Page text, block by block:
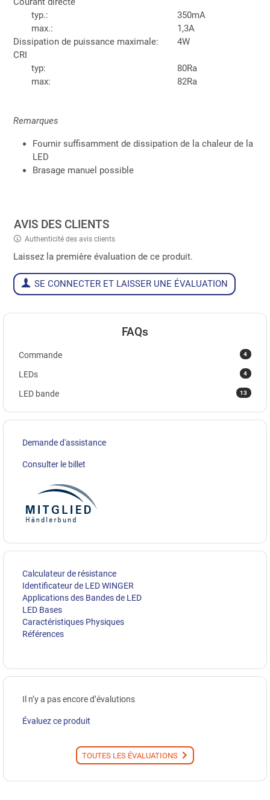
typ.:
350mA
max.:
1,3A
Dissipation de puissance maximale:
4W
CRI
typ:
80Ra
max:
82Ra
Remarques
Fournir suffisamment de dissipation de la chaleur de la
LED
Brasage manuel possible
AVIS DES CLIENTS
Authenticité des avis clients
Laissez la première évaluation de ce produit.
SE CONNECTER ET LAISSER UNE ÉVALUATION
FAQs
4
Commande
4
LEDs
13
LED bande
Demande d'assistance
Consulter le billet
Calculateur de résistance
Identificateur de LED WINGER
Applications des Bandes de LED
LED Bases
Caractéristiques Physiques
Références
Il n’y a pas encore d’évalutions
Évaluez ce produit
TOUTES LES ÉVALUATIONS